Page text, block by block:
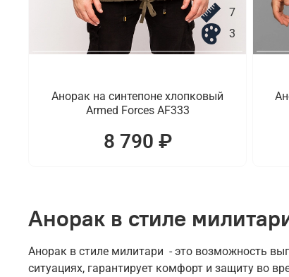
7
3
Анорак на синтепоне хлопковый
Armed Forces AF333
8 790 ₽
Анорак в стиле
Анорак в стиле милитари - это возможность
ситуациях, гарантирует комфорт и защиту во